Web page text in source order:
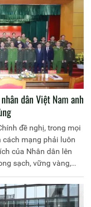
dân Việt Nam anh
đề nghị, trong mọi
cách mạng phải luôn
của Nhân dân lên
sạch, vững vàng,
“lá chắn thép"
dân. "Kiếm phải
trong sáng", có như